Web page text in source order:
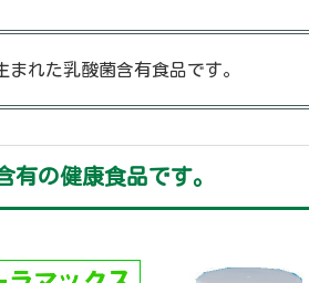
れた乳酸菌含有食品です。
有の健康食品です。